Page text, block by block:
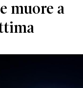
muore a